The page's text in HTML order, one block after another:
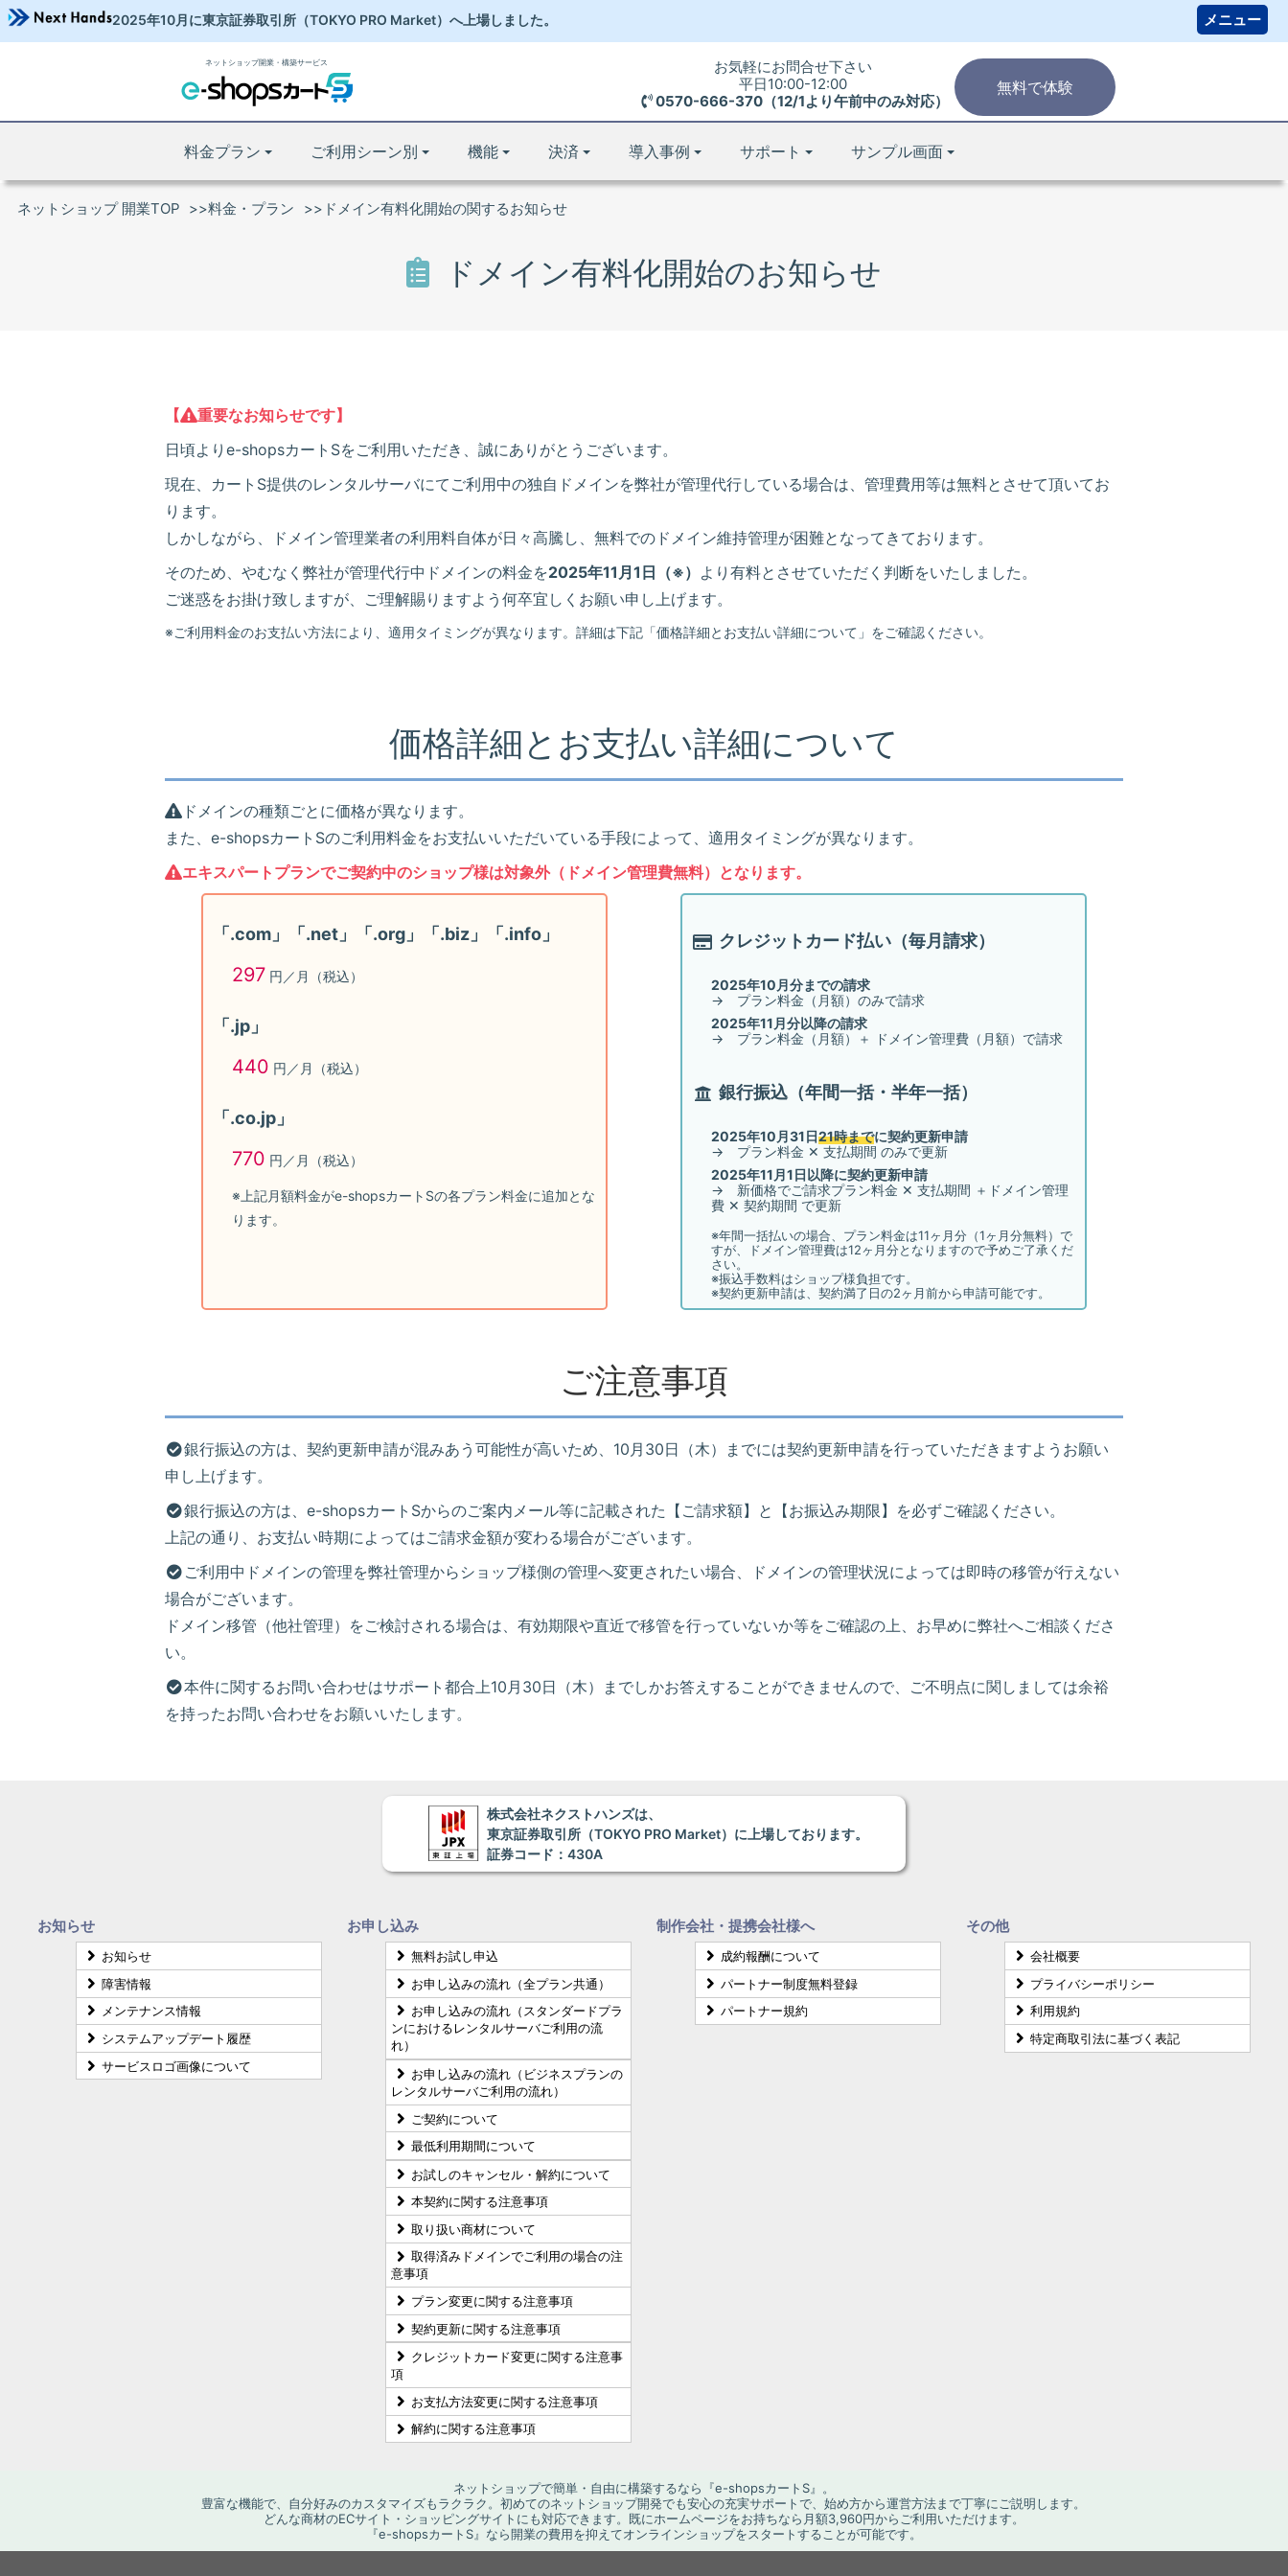
2025年10月に東京証券取引所 （TOKYO PRO Market）へ 上場しました。
ネットショップ開業・構築サービス
無料で体験
お気軽にお問合せ下さい
平日10:00-12:00
0570-666-370（12/1より午前中のみ対応）
料金プラン ご利用シーン別 機能 決済 導入事例 サポート サンプル画面
ネットショップ 開業TOP 料金・プラン ドメイン有料化開始の関するお知らせ
ドメイン有料化開始のお知らせ
【
重要なお知らせです】
日頃よりe-shopsカートSをご利用いただき、誠にありがとうございます。
現在、カートS提供のレンタルサーバにてご利用中の独自ドメインを弊社が管理代行している場合は、管理費用等は無料とさせて頂いてお
ります。
しかしながら、ドメイン管理業者の利用料自体が日々高騰し、無料でのドメイン維持管理が困難となってきております。
そのため、やむなく弊社が管理代行中ドメインの料金を2025年11月1日（※） より有料とさせていただく判断をいたしました。
ご迷惑をお掛け致しますが、ご理解賜りますよう何卒宜しくお願い申し上げます。
※ご利用料金のお支払い方法により、適用タイミングが異なります。詳細は下記「価格詳細とお支払い詳細について」をご確認ください。
価格詳細とお支払い詳細について
ドメインの種類ごとに価格が異なります。
また、e-shopsカートSのご利用料金をお支払いいただいている手段によって、適用タイミングが異なります。
エキスパートプランでご契約中のショップ様は対象外（ドメイン管理費無料）となります。
「.com」「.net」「.org」「.biz」「.info」
297 円／月（税込）
「.jp」
440 円／月（税込）
「.co.jp」
770 円／月（税込）
※上記月額料金がe-shopsカートSの各プラン料金に追加とな
ります。
クレジットカード払い（毎月請求）
2025年10月分までの請求
→ プラン料金（月額）のみで請求
2025年11月分以降の請求
→ プラン料金（月額）＋ ドメイン管理費（月額）で請求
銀行振込（年間一括・半年一括）
2025年10月31日21時までに契約更新申請
→ プラン料金 ✕ 支払期間 のみで更新
2025年11月1日以降に契約更新申請
→ 新価格でご請求プラン料金 ✕ 支払期間 ＋ドメイン管理
費 ✕ 契約期間 で更新
※年間一括払いの場合、プラン料金は11ヶ月分（1ヶ月分無料）で
すが、ドメイン管理費は12ヶ月分となりますので予めご了承くだ
さい。
※振込手数料はショップ様負担です。
※契約更新申請は、契約満了日の2ヶ月前から申請可能です。
ご注意事項
銀行振込の方は、契約更新申請が混みあう可能性が高いため、10月30日（木）までには契約更新申請を行っていただきますようお願い
申し上げます。
銀行振込の方は、e-shopsカートSからのご案内メール等に記載された【ご請求額】と【お振込み期限】を必ずご確認ください。
上記の通り、お支払い時期によってはご請求金額が変わる場合がございます。
ご利用中ドメインの管理を弊社管理からショップ様側の管理へ変更されたい場合、ドメインの管理状況によっては即時の移管が行えない
場合がございます。
ドメイン移管（他社管理）をご検討される場合は、有効期限や直近で移管を行っていないか等をご確認の上、お早めに弊社へご相談くださ
い。
本件に関するお問い合わせはサポート都合上10月30日（木）までしかお答えすることができませんので、ご不明点に関しましては余裕
を持ったお問い合わせをお願いいたします。
株式会社ネクストハンズは、
東京証券取引所（TOKYO PRO Market）に上場しております。
証券コード：430A
お知らせ
お知らせ
障害情報
メンテナンス情報
システムアップデート履歴
サービスロゴ画像について
お申し込み
無料お試し申込
お申し込みの流れ（全プラン共通）
お申し込みの流れ（スタンダードプラ
ンにおけるレンタルサーバご利用の流
れ）
お申し込みの流れ（ビジネスプランの
レンタルサーバご利用の流れ）
ご契約について
最低利用期間について
お試しのキャンセル・解約について
本契約に関する注意事項
取り扱い商材について
取得済みドメインでご利用の場合の注
意事項
プラン変更に関する注意事項
契約更新に関する注意事項
クレジットカード変更に関する注意事
項
お支払方法変更に関する注意事項
解約に関する注意事項
制作会社・提携会社様へ
成約報酬について
パートナー制度無料登録
パートナー規約
その他
会社概要
プライバシーポリシー
利用規約
特定商取引法に基づく表記
ネットショップで簡単・自由に構築するなら『e-shopsカートS』。
豊富な機能で、自分好みのカスタマイズもラクラク。初めてのネットショップ開発でも安心の充実サポートで、始め方から運営方法まで丁寧にご説明します。
どんな商材のECサイト・ショッピングサイトにも対応できます。既にホームページをお持ちなら月額3,960円からご利用いただけます。
『e-shopsカートS』なら開業の費用を抑えてオンラインショップをスタートすることが可能です。